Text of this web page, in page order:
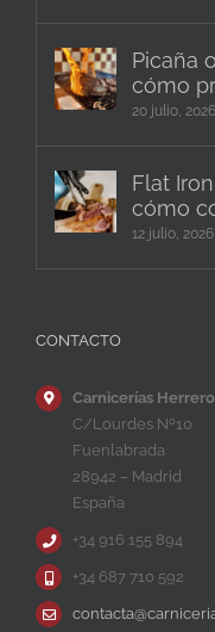
Picaña
cómo
20 julio, 2026
Flat
cómo
12 julio, 2026
CONTACTO
Carnicerías Herrero
C/Lourdes Nº10
Fuenlabrada
28942 – Madrid
España
+34 916 155 894
+34 687 710 592